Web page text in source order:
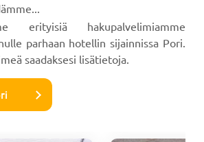
erityisiä hakupalvelimiamme
parhaan hotellin sijainnissa Pori.
saadaksesi lisätietoja.